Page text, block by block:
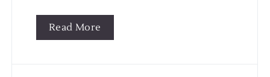
Read More